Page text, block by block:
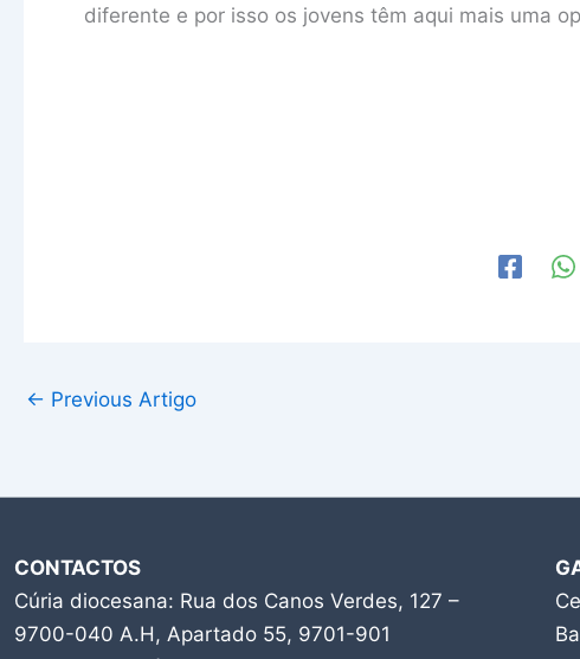
diferente e por isso os jovens têm aqui mais uma
← Previous Artigo
CONTACTOS
Cúria diocesana: Rua dos Canos Verdes, 127 –
9700-040 A.H, Apartado 55, 9701-901